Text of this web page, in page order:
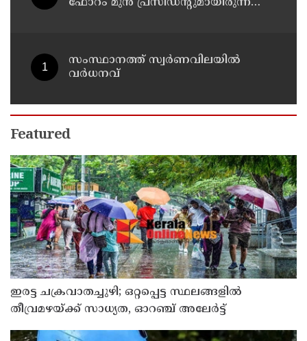
സംസ്ഥാനത്ത് സ്വർണവിലയിൽ
വർധനവ്
Featured
ഇരട്ട ചക്രവാതച്ചുഴി; ഒറ്റപ്പെട്ട സ്ഥലങ്ങളില്‍
തീവ്രമഴയ്ക്ക് സാധ്യത, ഓറഞ്ച് അലേർട്ട്